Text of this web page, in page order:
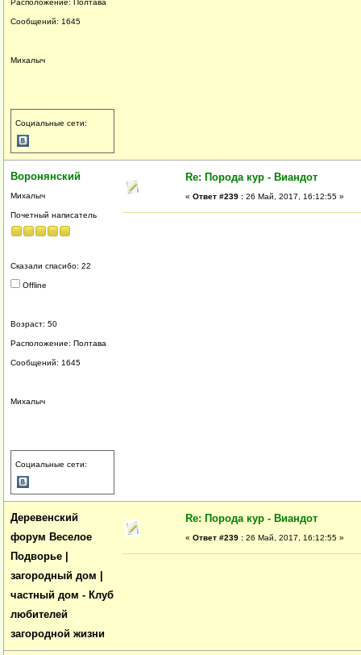
Расположение: Полтава
Сообщений: 1645
Михалыч
Социальные сети:
Воронянский
Михалыч
Почетный написатель
Сказали спасибо: 22
Offline
Возраст: 50
Расположение: Полтава
Сообщений: 1645
Михалыч
Социальные сети:
Re: Порода кур - Виандот
« Ответ #239 : 26 Май, 2017, 16:12:55 »
Деревенский
форум Веселое
Подворье |
загородный дом |
частный дом - Клуб
любителей
загородной жизни
Re: Порода кур - Виандот
« Ответ #239 : 26 Май, 2017, 16:12:55 »